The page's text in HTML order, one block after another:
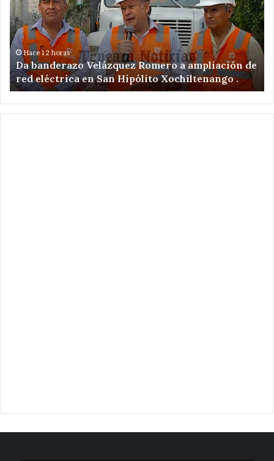
a
ampliación
de
red
eléctrica
en
San
Hipólito
Xochiltenango
Hace 12 horas
Da banderazo Velázquez Romero a ampliación de
red eléctrica en San Hipólito Xochiltenango .